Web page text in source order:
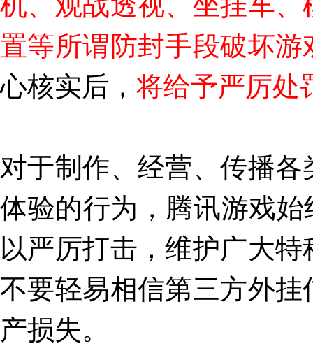
置等所谓防封手段破坏游
心核实后， 将给予严厉处
对于制作、经营、传播
体验的行为，腾讯游戏
以严厉打击，维护广大
不要轻易相信第三方外
产损失。